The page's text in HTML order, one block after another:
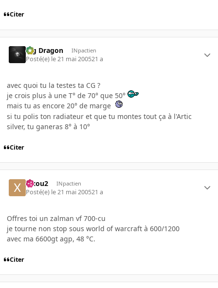
Citer
Big Dragon INpactien
Posté(e) le 21 mai 200521 a
avec quoi tu la testes ta CG ?
je crois plus à une T° de 70° que 50°
mais tu as encore 20° de marge
si tu polis ton radiateur et que tu montes tout ça à l'Artic
silver, tu ganeras 8° à 10°
Citer
xixou2 INpactien
Posté(e) le 21 mai 200521 a
Offres toi un zalman vf 700-cu
je tourne non stop sous world of warcraft à 600/1200
avec ma 6600gt agp, 48 °C.
Citer